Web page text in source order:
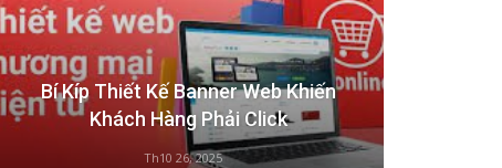
Bí Kíp Thiết Kế Banner Web Khiến
Khách Hàng Phải Click
Th10 26, 2025